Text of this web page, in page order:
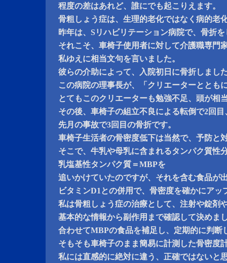
程度の差はあれど、誰にでも起こりえます。
骨粗しょう症は、生理的老化ではなく病的老
昨年は、Sリハビリテーション病院で、骨折
それこそ、車椅子使用者に対して介護職専門
私ゆえに相当文句を言いました。
彼らの介助によって、入院初日に骨折しまし
この病院の理事長が、「クリエーターととも
とてもこのクリエーターも勉強不足、頭が相
その後、車椅子の組立不良による転倒で2回目
先月の事故で3回目の骨折です。
車椅子生活者の骨密度低下は当然で、予防と
そこで、牛乳や母乳に含まれるタンパク質性
乳塩基性タンパク質＝MBPを
追いかけていたのですが、それを含む食品が
ビタミンD1との併用で、骨密度を確かにア
私は骨粗しょう症の治療として、注射や錠剤
基本的な情報から副作用まで確認して決めま
合わせてMBPの食品を補足し、定期的に判断
そもそも車椅子のまま簡易に計測した骨密度
私には直感的に絶対に違う、正確ではないと